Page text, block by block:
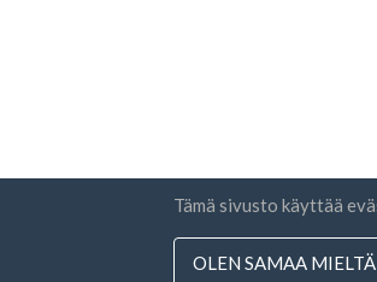
Tämä sivusto käyttää
OLEN SAMAA MIELTÄ